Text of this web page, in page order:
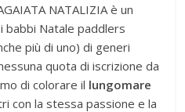
NATALIZIA è un
babbi Natale paddlers
più di uno) di generi
quota di iscrizione da
di colorare il lungomare
con la stessa passione e la